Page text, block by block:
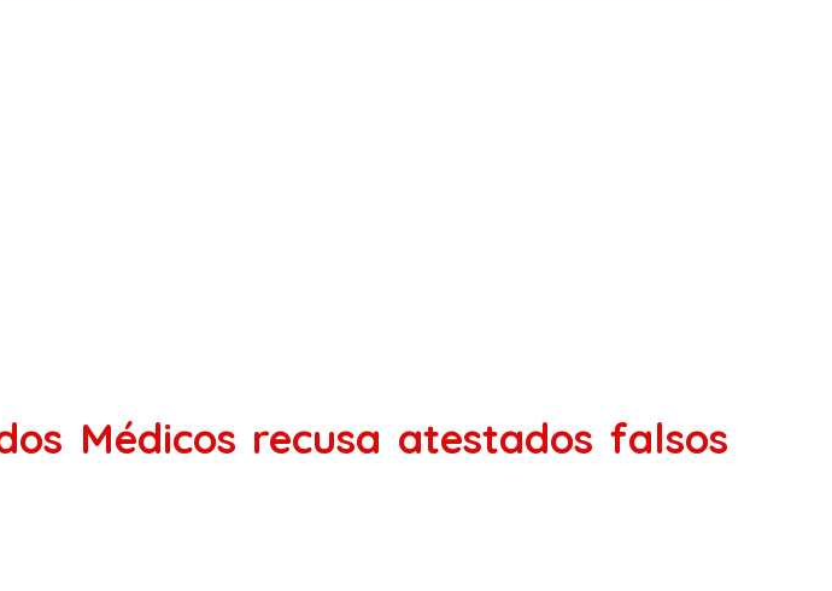
Médicos recusa atestados falsos